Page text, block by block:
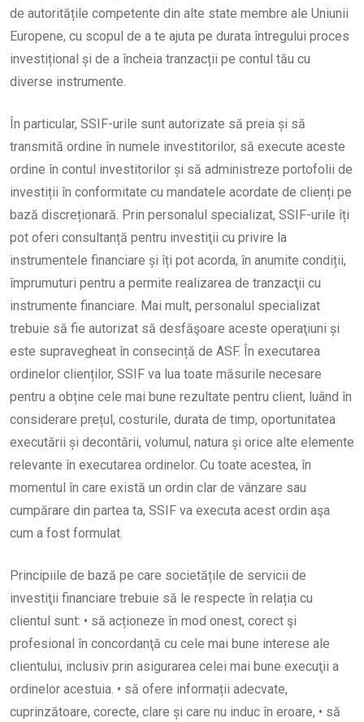
de autoritățile competente din alte state membre ale Uniunii
Europene, cu scopul de a te ajuta pe durata întregului proces
investițional și de a încheia tranzacții pe contul tău cu
diverse instrumente.
În particular, SSIF-urile sunt autorizate să preia și să
transmită ordine în numele investitorilor, să execute aceste
ordine în contul investitorilor și să administreze portofolii de
investiții în conformitate cu mandatele acordate de clienți pe
bază discreționară. Prin personalul specializat, SSIF-urile îți
pot oferi consultanță pentru investiţii cu privire la
instrumentele financiare și îți pot acorda, în anumite condiții,
împrumuturi pentru a permite realizarea de tranzacţii cu
instrumente financiare. Mai mult, personalul specializat
trebuie să fie autorizat să desfăşoare aceste operaţiuni și
este supravegheat în consecință de ASF. În executarea
ordinelor clienților, SSIF va lua toate măsurile necesare
pentru a obține cele mai bune rezultate pentru client, luând în
considerare prețul, costurile, durata de timp, oportunitatea
executării și decontării, volumul, natura și orice alte elemente
relevante în executarea ordinelor. Cu toate acestea, în
momentul în care există un ordin clar de vânzare sau
cumpărare din partea ta, SSIF va executa acest ordin aşa
cum a fost formulat.
Principiile de bază pe care societățile de servicii de
investiţii financiare trebuie să le respecte în relația cu
clientul sunt: • să acționeze în mod onest, corect şi
profesional în concordanţă cu cele mai bune interese ale
clientului, inclusiv prin asigurarea celei mai bune execuţii a
ordinelor acestuia. • să ofere informații adecvate,
cuprinzătoare, corecte, clare și care nu induc în eroare, • să